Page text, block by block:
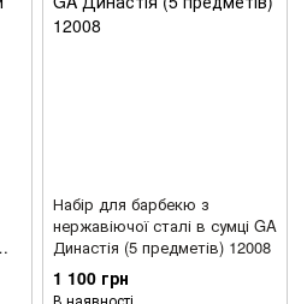
Набір для барбекю з
нержавіючої сталі в сумці GA
Династія (5 предметів) 12008
1 100 грн
В наявності